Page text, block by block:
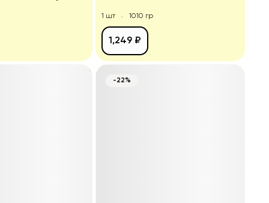
1 шт 1010 гр
1,249 ₽
-22%